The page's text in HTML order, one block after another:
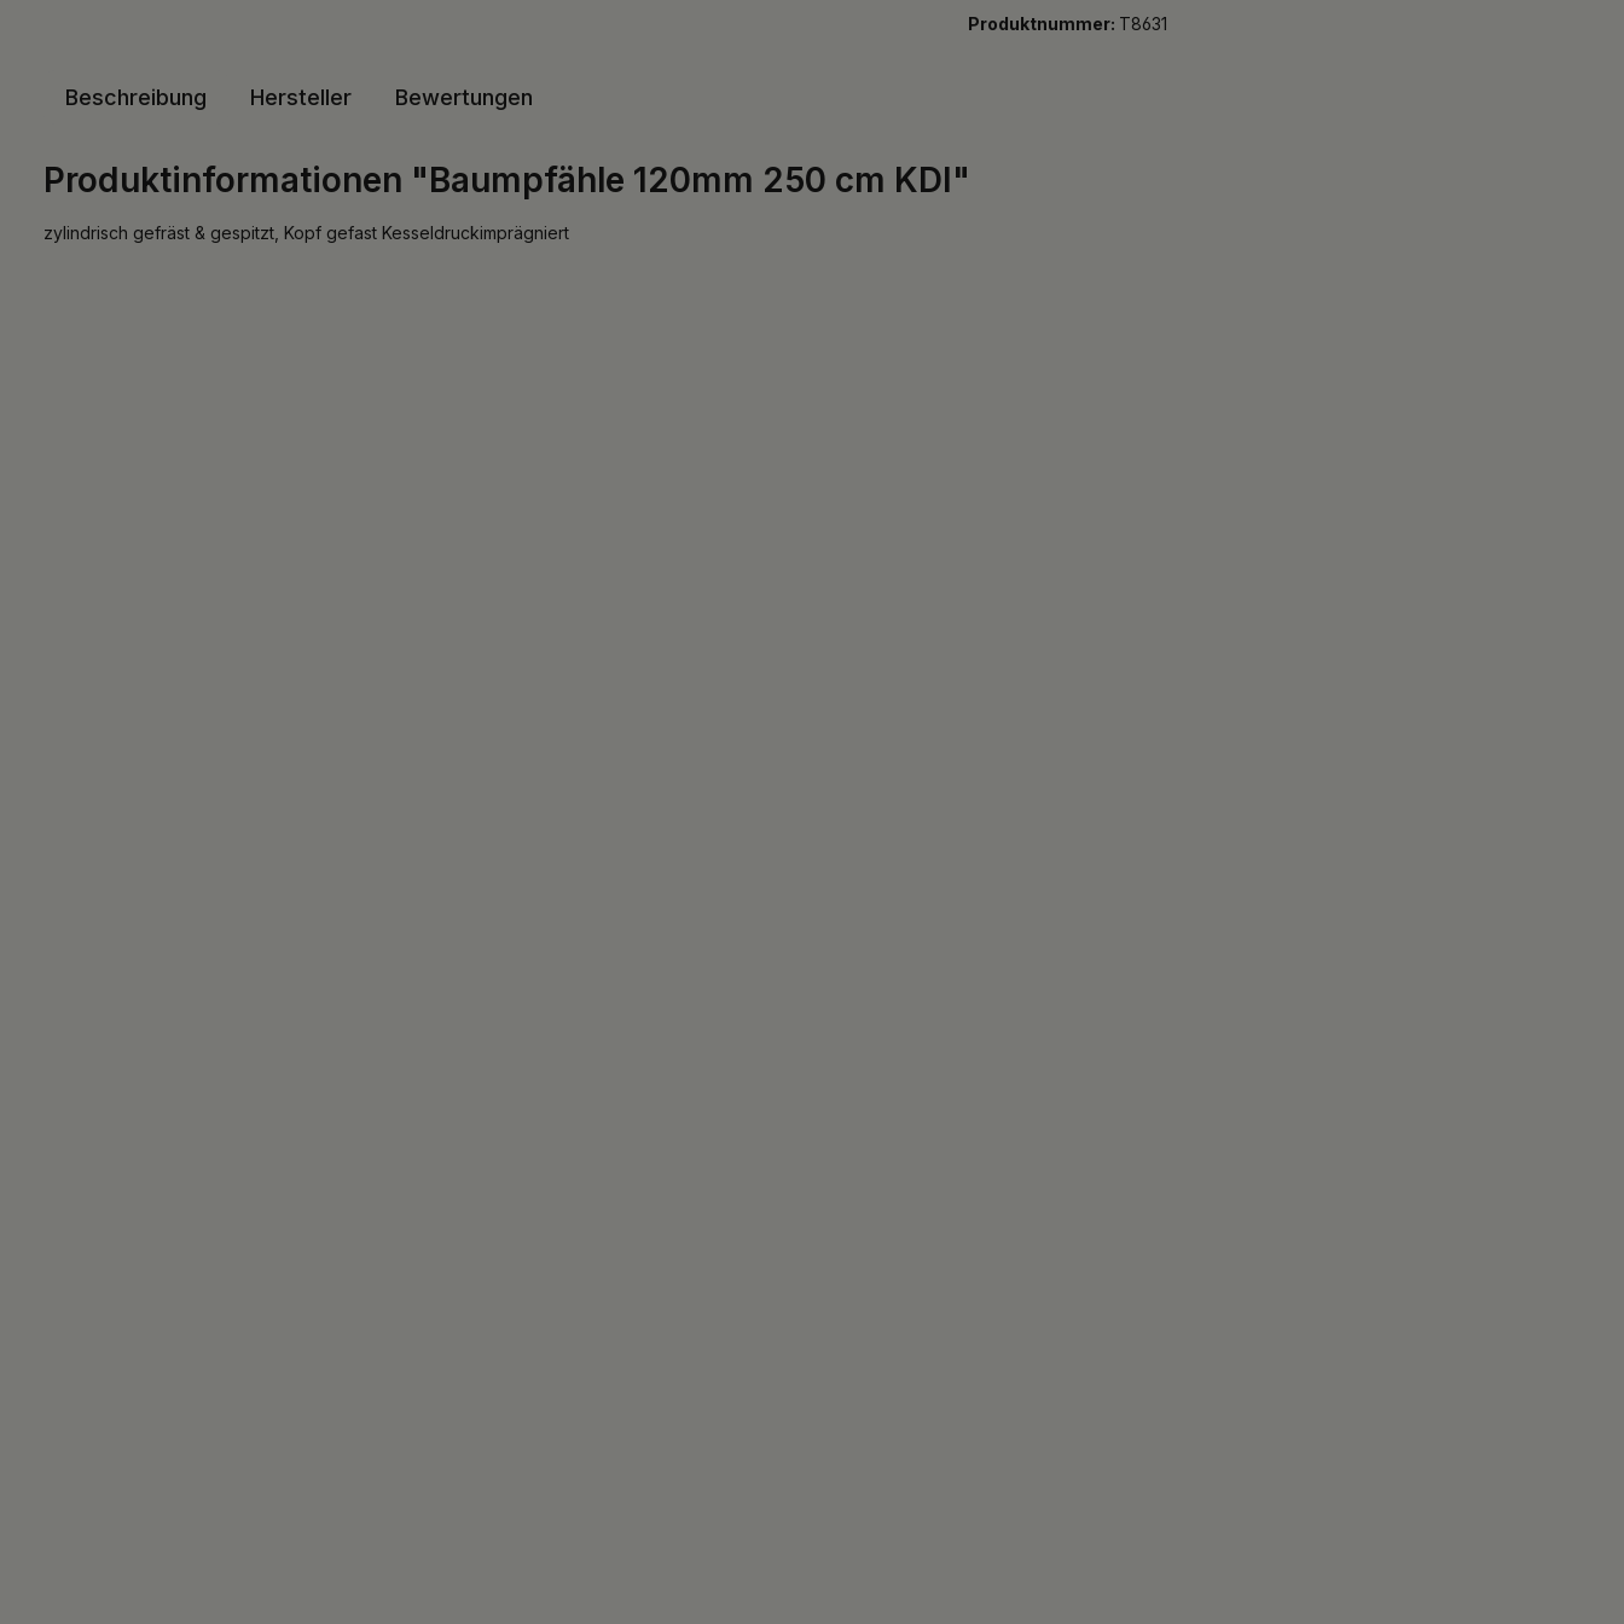
Produktnummer: T8631
Beschreibung Hersteller Bewertungen
Produktinformationen "Baumpfähle 120mm 250 cm KDI"
zylindrisch gefräst & gespitzt, Kopf gefast Kesseldruckimprägniert